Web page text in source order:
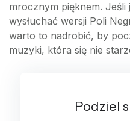
mrocznym pięknem. Jeśli
wysłuchać wersji Poli
warto to nadrobić, by
muzyki, która się nie
Podziel